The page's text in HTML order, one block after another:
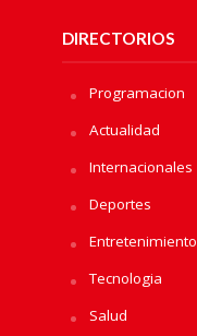
DIRECTORIOS
Programacion
Actualidad
Internacionales
Deportes
Entretenimiento
Tecnologia
Salud